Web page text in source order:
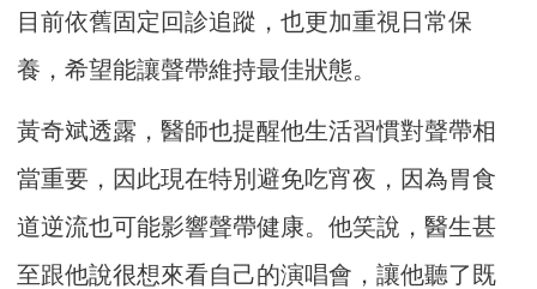
目前依舊固定回診追蹤，也更加重視日常保
養，希望能讓聲帶維持最佳狀態。
黃奇斌透露，醫師也提醒他生活習慣對聲帶相
當重要，因此現在特別避免吃宵夜，因為胃食
道逆流也可能影響聲帶健康。他笑說，醫生甚
至跟他說很想來看自己的演唱會，讓他聽了既